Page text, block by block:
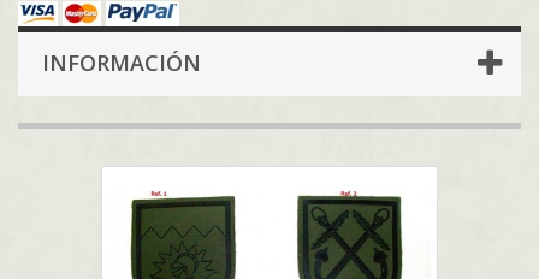
INFORMACIÓN